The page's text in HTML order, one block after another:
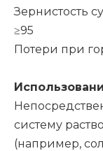
Зернистость
≥95
Потери при
систему
(например,